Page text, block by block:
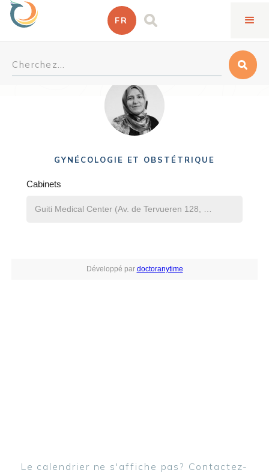
FR
Shiva Khakbaz Heshmati
GYNÉCOLOGIE ET OBSTÉTRIQUE
Le calendrier ne s'affiche pas? Contactez-